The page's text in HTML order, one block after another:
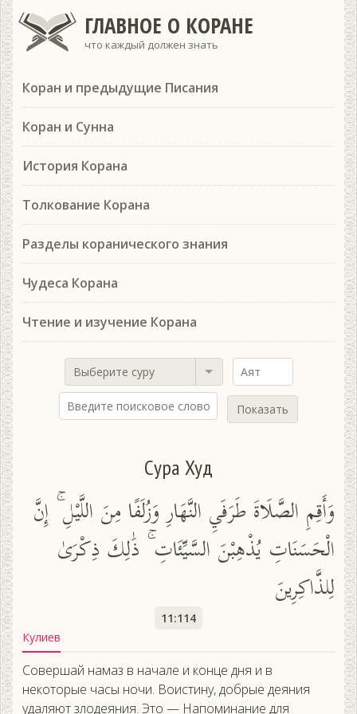
ГЛАВНОЕ О КОРАНЕ
что каждый должен знать
Коран и предыдущие Писания
Коран и Сунна
История Корана
Толкование Корана
Разделы коранического знания
Чудеса Корана
Чтение и изучение Корана
Выберите суру
Показать
Сура Худ
وَأَقِمِ الصَّلَاةَ طَرَفَيِ النَّهَارِ وَزُلَفًا مِنَ اللَّيْلِ ۚ إِنَّ
الْحَسَنَاتِ يُذْهِبْنَ السَّيِّئَاتِ ۚ ذَٰلِكَ ذِكْرَىٰ
لِلذَّاكِرِينَ
11:114
Кулиев
Совершай намаз в начале и конце дня и в
некоторые часы ночи. Воистину, добрые деяния
удаляют злодеяния. Это — Напоминание для